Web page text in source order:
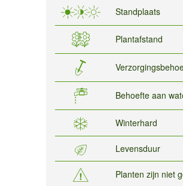
Standplaats
Plantafstand
Behoefte aan
Winterhard
Levensduur
Planten zijn niet